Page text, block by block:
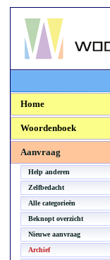
Woordenboek.NU
Home
Woordenboek
Aanvraag
Help anderen
Zelfbedacht
Alle categorieën
Beknopt overzicht
Nieuwe aanvraag
Archief